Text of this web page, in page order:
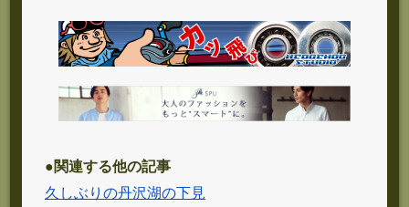
●関連する他の記事
久しぶりの丹沢湖の下見